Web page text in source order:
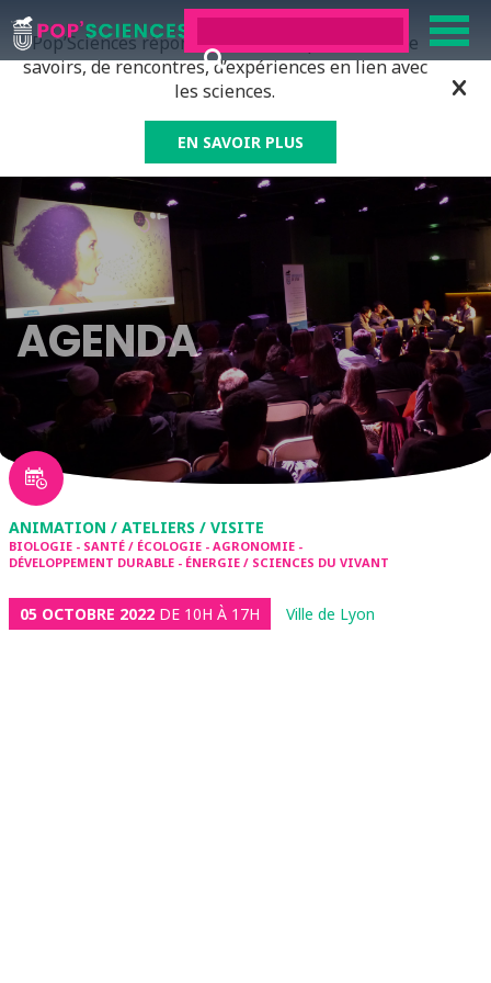
Pop’Sciences répond à tous ceux qui ont soif de
savoirs, de rencontres, d’expériences en lien avec
les sciences.
EN SAVOIR PLUS
AGENDA
ANIMATION / ATELIERS / VISITE
BIOLOGIE - SANTÉ / ÉCOLOGIE - AGRONOMIE -
DÉVELOPPEMENT DURABLE - ÉNERGIE / SCIENCES DU VIVANT
05 OCTOBRE 2022 DE 10H À 17H Ville de Lyon